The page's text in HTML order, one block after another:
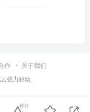
作 关于我们
强力驱动.
评分